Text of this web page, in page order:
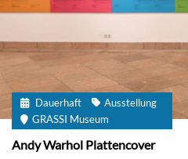
Dauerhaft
Ausstellung
GRASSI Museum
Andy Warhol Plattencover